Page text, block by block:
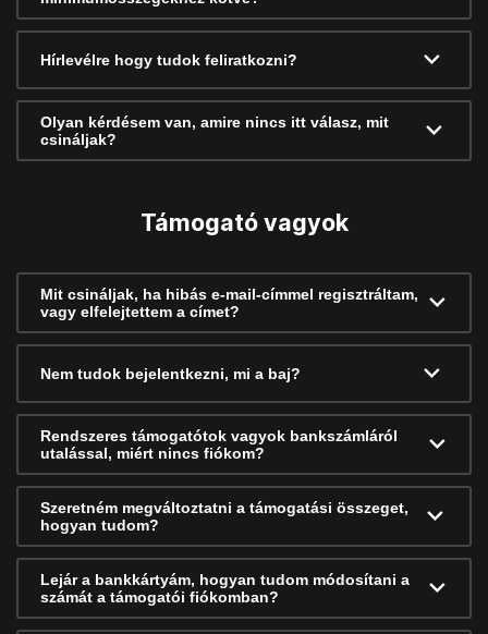
Hírlevélre hogy tudok feliratkozni?
Olyan kérdésem van, amire nincs itt válasz, mit
csináljak?
Támogató vagyok
Mit csináljak, ha hibás e-mail-címmel regisztráltam,
vagy elfelejtettem a címet?
Nem tudok bejelentkezni, mi a baj?
Rendszeres támogatótok vagyok bankszámláról
utalással, miért nincs fiókom?
Szeretném megváltoztatni a támogatási összeget,
hogyan tudom?
Lejár a bankkártyám, hogyan tudom módosítani a
számát a támogatói fiókomban?